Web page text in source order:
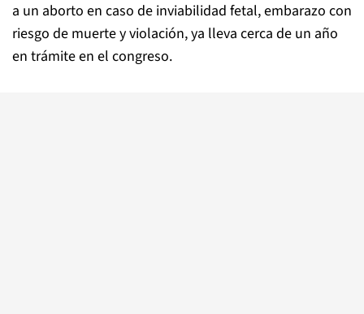
a un aborto en caso de inviabilidad fetal, embarazo con
riesgo de muerte y violación, ya lleva cerca de un año
en trámite en el congreso.